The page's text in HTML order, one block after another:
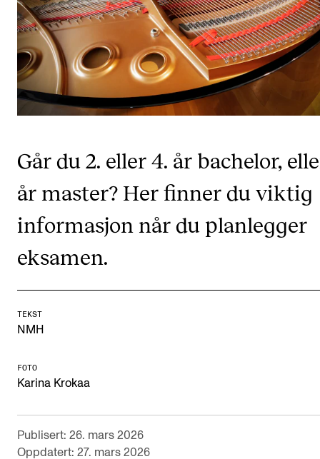
KONSERTER
Gjennomføre konserter og arrangementer
Plakat, program og markedsføring
Offentlige konserter
Låne utstyr
Canvas
IT og digitale tjenester
Rom, bygg, saler og studio
STUDENTLIV
Læringsressurser
Si ifra!
Går du 2. eller 4. år bachelor,
år master? Her finner du viktig
informasjon når du planlegger
eksamen.
TEKST
NMH
FOTO
Karina Krokaa
Publisert: 26. mars 2026
Oppdatert: 27. mars 2026